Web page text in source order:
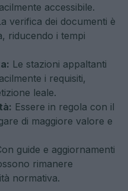
accessibile.
verifica dei documenti è
riducendo i tempi
Le stazioni appaltanti
i requisiti,
leale.
Essere in regola con il
di maggiore valore e
guide e aggiornamenti
rimanere
normativa.